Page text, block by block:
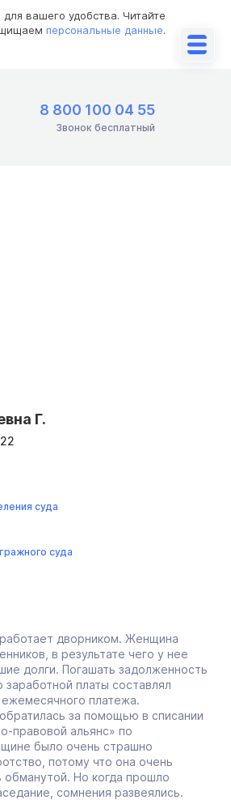
для вашего удобства. Читайте
персональные данные.
8 800 100 04 55
Звонок бесплатный
Г.
дворником. Женщина
в результате чего у нее
долги. Погашать задолженность
платы составлял
платежа.
за помощью в списании
правовой альянс» по
было очень страшно
потому что она очень
обманутой. Но когда прошло
сомнения развеялись.
суда
суда